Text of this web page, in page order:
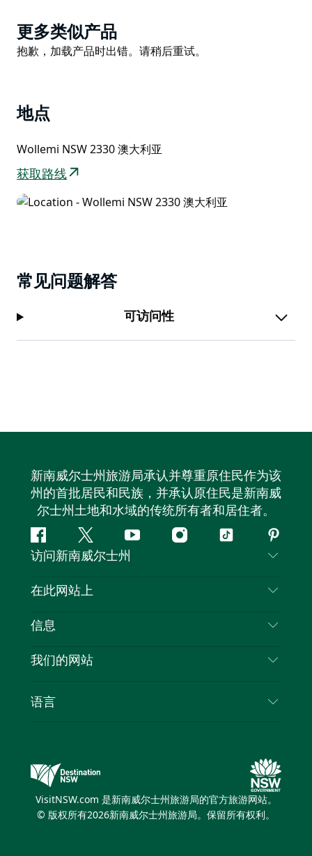
如果您精力充沛，可以沿着刺激的步道下到山谷。如果您
更喜欢悠闲漫步，可以沿着悬崖顶走到温特沃斯瀑布观景
台，欣赏令人叹为观止的瀑布美景。
Product
List
更多类似产品
Product
抱歉，加载产品时出错。请稍后重试。
地点
Wollemi NSW 2330 澳大利亚
获取路线
常见问题解答
可访问性
新南威尔士州旅游局承认并尊重原住民作为该
州的首批居民和民族，并承认原住民是新南威
尔士州土地和水域的传统所有者和居住者。
Facebook叽
叽
喳
YouTubeInstagram
抖
访问新南威尔士州
联系我们
隐私
Cookie 通知
在此网站上
目的地
新南威尔士州公路旅行
活动
信息
旅行信息
新南威尔士州的商业
我们的网站
新南威尔士州旅游局媒体中心
缤纷悉尼灯光音乐节
语言
VisitNSW.com 是新南威尔士州旅游局的官方旅游网站。
© 版权所有2026新南威尔士州旅游局。保留所有权利。